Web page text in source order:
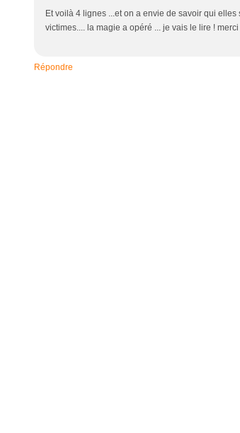
Et voilà 4 lignes ...et on a envie de savoir qui
victimes.... la magie a opéré ... je vais le lire !
Répondre